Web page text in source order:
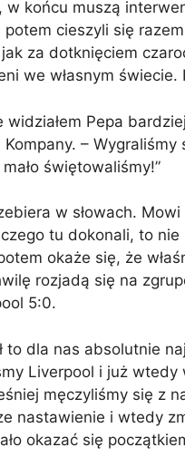
w końcu muszą
cieszyli się
za dotknięciem
we własnym
widziałem Pepa
–
świętowaliśmy!”
w słowach.
tu dokonali, to nie
okaże się, że
rozjadą się na
5:0.
to dla nas absolutnie
Liverpool i już wtedy
męczyliśmy się z
nastawienie i wtedy
okazać się